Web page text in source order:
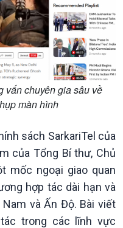
giới
thế giới
đề quốc tế
sơ sự kiện quốc tế
giới & Việt Nam
vấn chuyên gia sâu về
màn hình
sách SarkariTel của
của Tổng Bí thư, Chủ
mốc ngoại giao quan
hợp tác dài hạn và
và Ấn Độ. Bài viết
trong các lĩnh vực